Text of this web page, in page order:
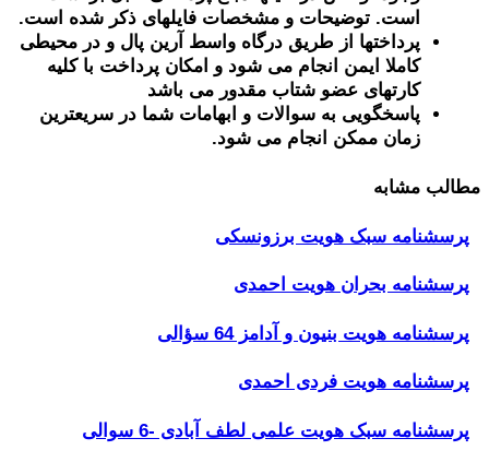
است. توضیحات و مشخصات فایلهای ذکر شده است.
پرداختها از طریق درگاه واسط آرین پال و در محیطی
کاملا ایمن انجام می شود و امکان پرداخت با کلیه
کارتهای عضو شتاب مقدور می باشد
پاسخگویی به سوالات و ابهامات شما در سریعترین
زمان ممکن انجام می شود.
مطالب مشابه
پرسشنامه سبک هویت برزونسکی
پرسشنامه بحران هویت احمدی
پرسشنامه هویت بنیون و آدامز 64 سؤالی
پرسشنامه هویت فردی احمدی
پرسشنامه سبک هویت علمی لطف آبادی -6 سوالی